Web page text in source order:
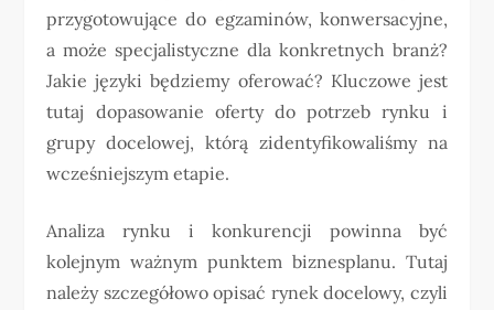
przygotowujące do egzaminów, konwersacyjne,
a może specjalistyczne dla konkretnych branż?
Jakie języki będziemy oferować? Kluczowe jest
tutaj dopasowanie oferty do potrzeb rynku i
grupy docelowej, którą zidentyfikowaliśmy na
wcześniejszym etapie.
Analiza rynku i konkurencji powinna być
kolejnym ważnym punktem biznesplanu. Tutaj
należy szczegółowo opisać rynek docelowy, czyli